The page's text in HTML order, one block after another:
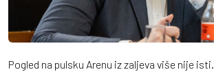
Pogled na pulsku Arenu iz zaljeva više nije isti.